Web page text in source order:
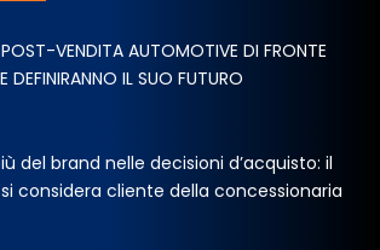
POST-VENDITA AUTOMOTIVE DI FRONTE
DEFINIRANNO IL SUO FUTURO
del brand nelle decisioni d’acquisto: il
considera cliente della concessionaria